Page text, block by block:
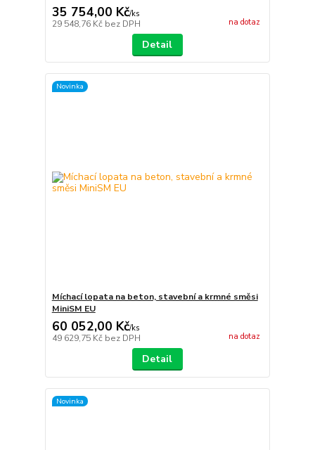
35 754,00 Kč/ks
29 548,76 Kč bez DPH na dotaz
Detail
Novinka
Míchací lopata na beton, stavební a krmné směsi
MiniSM EU
60 052,00 Kč/ks
49 629,75 Kč bez DPH na dotaz
Detail
Novinka